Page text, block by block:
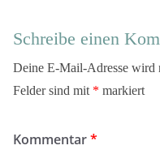
Schreibe einen
Deine E-Mail-Adresse wird
Felder sind mit * markiert
Kommentar*